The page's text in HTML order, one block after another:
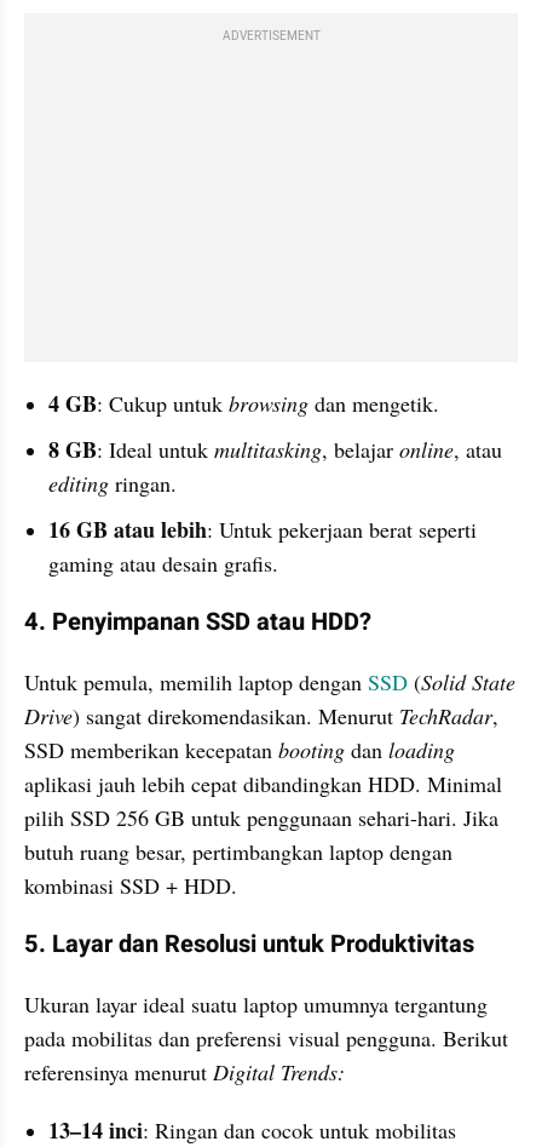
ADVERTISEMENT
4 GB: Cukup untuk browsing dan mengetik.
8 GB: Ideal untuk multitasking, belajar online
editing ringan.
16 GB atau lebih: Untuk pekerjaan berat seperti
gaming atau desain grafis.
4. Penyimpanan SSD atau HDD?
Untuk pemula, memilih laptop dengan SSD (Solid State
Drive) sangat direkomendasikan. Menurut TechRadar,
SSD memberikan kecepatan booting dan loading
aplikasi jauh lebih cepat dibandingkan HDD. Minimal
pilih SSD 256 GB untuk penggunaan sehari-hari. Jika
butuh ruang besar, pertimbangkan laptop dengan
kombinasi SSD + HDD.
5. Layar dan Resolusi untuk Produktivitas
Ukuran layar ideal suatu laptop umumnya tergantung
pada mobilitas dan preferensi visual pengguna. Berikut
referensinya menurut Digital Trends:
13–14 inci: Ringan dan cocok untuk mobilitas